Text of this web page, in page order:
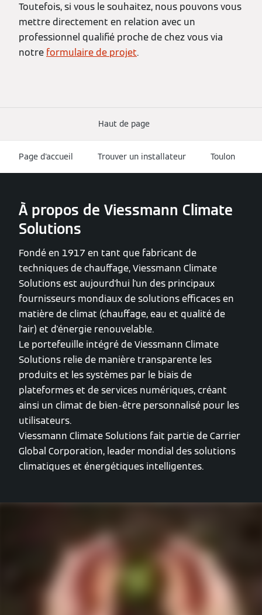
Toutefois, si vous le souhaitez, nous pouvons vous
mettre directement en relation avec un
professionnel qualifié proche de chez vous via
notre formulaire de projet.
Haut de page
Page d'accueil Trouver un installateur Toulon
À propos de Viessmann Climate
Solutions
Fondé en 1917 en tant que fabricant de
techniques de chauffage, Viessmann Climate
Solutions est aujourd'hui l'un des principaux
fournisseurs mondiaux de solutions efficaces en
matière de climat (chauffage, eau et qualité de
l'air) et d'énergie renouvelable.
Le portefeuille intégré de Viessmann Climate
Solutions relie de manière transparente les
produits et les systèmes par le biais de
plateformes et de services numériques, créant
ainsi un climat de bien-être personnalisé pour les
utilisateurs.
Viessmann Climate Solutions fait partie de Carrier
Global Corporation, leader mondial des solutions
climatiques et énergétiques intelligentes.